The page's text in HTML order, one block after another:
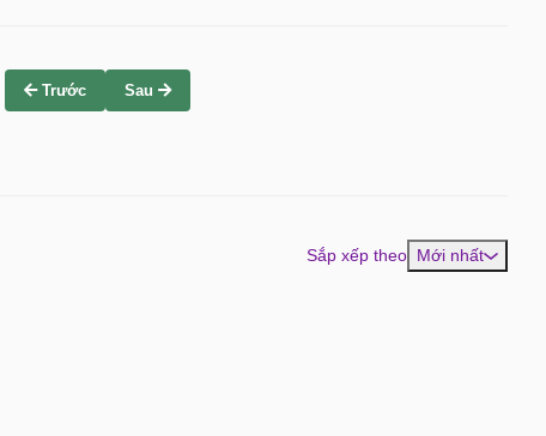
Trước Sau
Sắp xếp theo Mới nhất